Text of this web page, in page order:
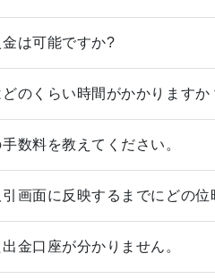
は可能ですか?
のくらい時間がかかりますか
数料を教えてください。
引画面に反映するまでにどの位
金口座が分かりません。